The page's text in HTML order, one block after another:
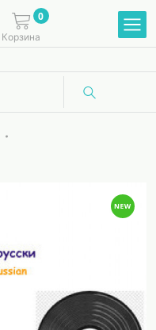
0
Корзина